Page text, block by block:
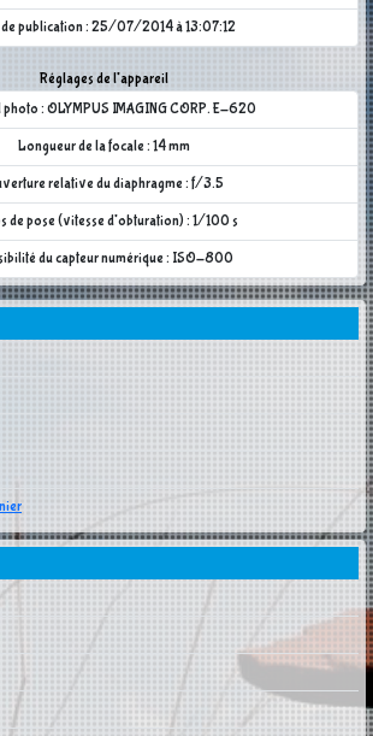
de publication : 25/07/2014 à 13:07:12
Réglages de l'appareil
photo : OLYMPUS IMAGING CORP. E-620
Longueur de la focale : 14 mm
relative du diaphragme : f/3.5
de pose (vitesse d'obturation) : 1/100 s
du capteur numérique : ISO-800